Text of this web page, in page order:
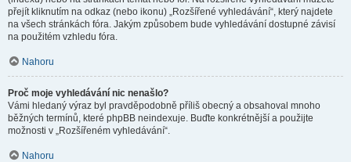
přejít kliknutím na odkaz (nebo ikonu) „Rozšířené vyhledávání“, který najdete
na všech stránkách fóra. Jakým způsobem bude vyhledávání dostupné závisí
na použitém vzhledu fóra.
Nahoru
Proč moje vyhledávání nic nenašlo?
Vámi hledaný výraz byl pravděpodobně příliš obecný a obsahoval mnoho
běžných termínů, které phpBB neindexuje. Buďte konkrétnější a použijte
možnosti v „Rozšířeném vyhledávání“.
Nahoru